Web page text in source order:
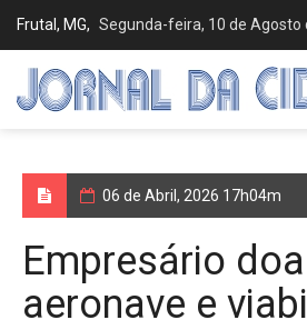
Frutal, MG, Segunda-feira, 10 de Agosto
06 de Abril, 2026 17h04m
Empresário doa
aeronave e